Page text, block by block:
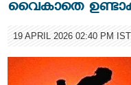
വൈകാതെ
19 APRIL 2026 02:40 PM IST